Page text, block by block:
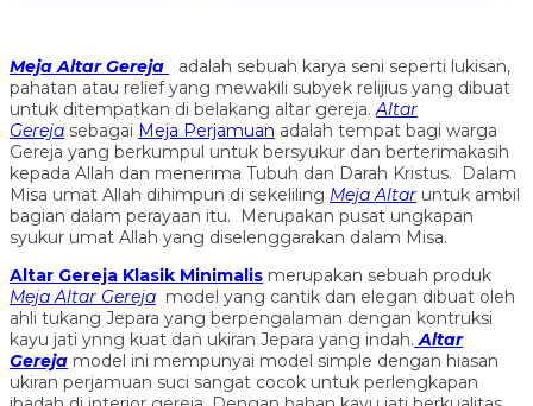
Meja Altar Gereja
adalah sebuah karya seni seperti lukisan,
pahatan atau relief yang mewakili subyek relijius yang dibuat
untuk ditempatkan di belakang altar gereja.Altar
Gereja sebagai Meja Perjamuan adalah tempat bagi warga
Gereja yang berkumpul untuk bersyukur dan berterimakasih
kepada Allah dan menerima Tubuh dan Darah Kristus. Dalam
Misa umat Allah dihimpun di sekeliling Meja Altar untuk ambil
bagian dalam perayaan itu. Merupakan pusat ungkapan
syukur umat Allah yang diselenggarakan dalam Misa.
Altar Gereja Klasik Minimalis merupakan sebuah produk
Meja Altar Gereja model yang cantik dan elegan dibuat oleh
ahli tukang Jepara yang berpengalaman dengan kontruksi
kayu jati ynng kuat dan ukiran Jepara yang indah. Altar
Gereja model ini mempunyai model simple dengan hiasan
ukiran perjamuan suci sangat cocok untuk perlengkapan